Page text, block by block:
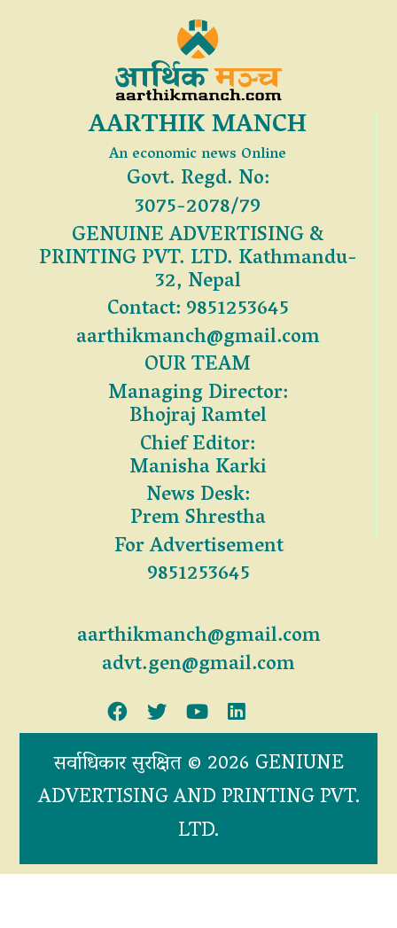
AARTHIK MANCH
An economic news Online
Govt. Regd. No:
3075-2078/79
GENUINE ADVERTISING &
PRINTING PVT. LTD. Kathmandu-
32, Nepal
Contact: 9851253645
aarthikmanch@gmail.com
OUR TEAM
Managing Director:
Bhojraj Ramtel
Chief Editor:
Manisha Karki
News Desk:
Prem Shrestha
For Advertisement
9851253645
aarthikmanch@gmail.com
advt.gen@gmail.com
सर्वाधिकार सुरक्षित © 2026 GENIUNE
ADVERTISING AND PRINTING PVT.
LTD.